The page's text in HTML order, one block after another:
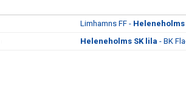
Limhamns FF - Heleneholms
Heleneholms SK lila - BK